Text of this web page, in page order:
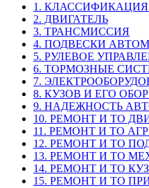
1.
2. ДВИГАТЕЛЬ
3. ТРАНСМИССИЯ
4. ПОДВЕСКИ
5. РУЛЕВОЕ
6. ТОРМОЗНЫЕ
7.
8. КУЗОВ И ЕГО
9. НАДЕЖНОСТЬ
10. РЕМОНТ И ТО
11. РЕМОНТ И ТО
12. РЕМОНТ И ТО
13. РЕМОНТ И ТО
14. РЕМОНТ И ТО
15. РЕМОНТ И ТО